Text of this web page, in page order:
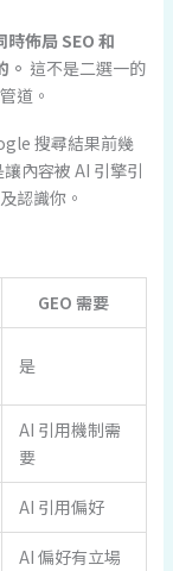
佈局 SEO 和
。 這不是二選一的
道。
搜尋結果前幾
內容被 AI 引擎引
認識你。
GEO 需要
是
AI 引用機制需
要
AI 引用偏好
AI 偏好有立場